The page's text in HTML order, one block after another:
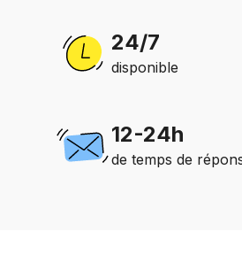
24/7
disponible
12-24h
de temps de